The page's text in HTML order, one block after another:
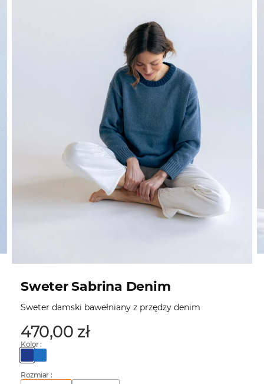
Sweter Sabrina Denim
Sweter damski bawełniany z przędzy denim
470,00 zł
Kolor :
Rozmiar :